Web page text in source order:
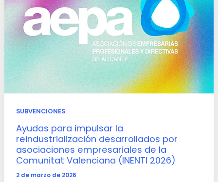
SUBVENCIONES
Ayudas para impulsar la
reindustrialización desarrollados por
asociaciones empresariales de la
Comunitat Valenciana (INENTI 2026)
2 de marzo de 2026